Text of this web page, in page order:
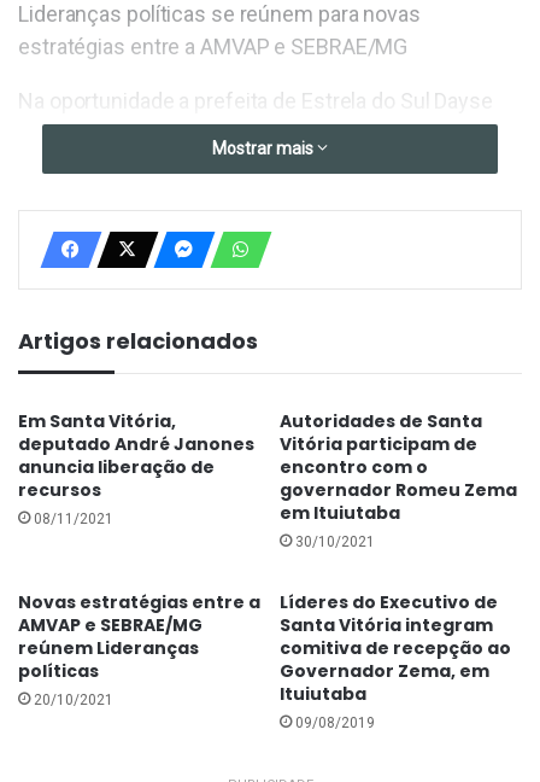
Lideranças políticas se reúnem para novas
estratégias entre a AMVAP e SEBRAE/MG
Na oportunidade a prefeita de Estrela do Sul Dayse
Galante agradeceu a participação de todos e
ressaltou a importância do fortalecimento das
associativa e destacou a importância da união dos
municípios para fortalecer o desenvolvimento
econômico do Pontal do Triângulo Mineiro.
CONTINUA DEPOIS DA PUBLICIDADE
Mostrar mais
Artigos relacionados
Em Santa Vitória,
deputado André Janones
anuncia liberação de
recursos
08/11/2021
Autoridades de Santa
Vitória participam de
encontro com o
governador Romeu Zema
em Ituiutaba
30/10/2021
Novas estratégias entre a
AMVAP e SEBRAE/MG
reúnem Lideranças
políticas
20/10/2021
Líderes do Executivo de
Santa Vitória integram
comitiva de recepção ao
Governador Zema, em
Ituiutaba
09/08/2019